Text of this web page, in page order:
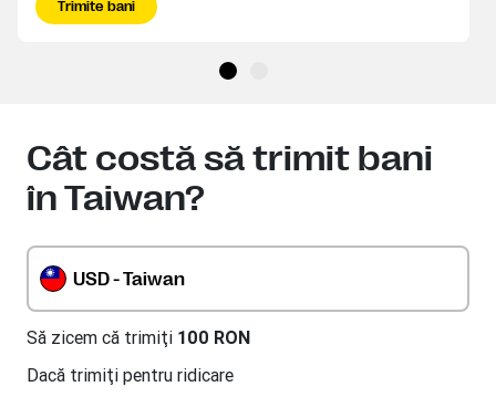
Trimite bani
Cât costă să trimit bani
în Taiwan?
USD - Taiwan
Să zicem că trimiţi 100 RON
Dacă trimiţi pentru ridicare